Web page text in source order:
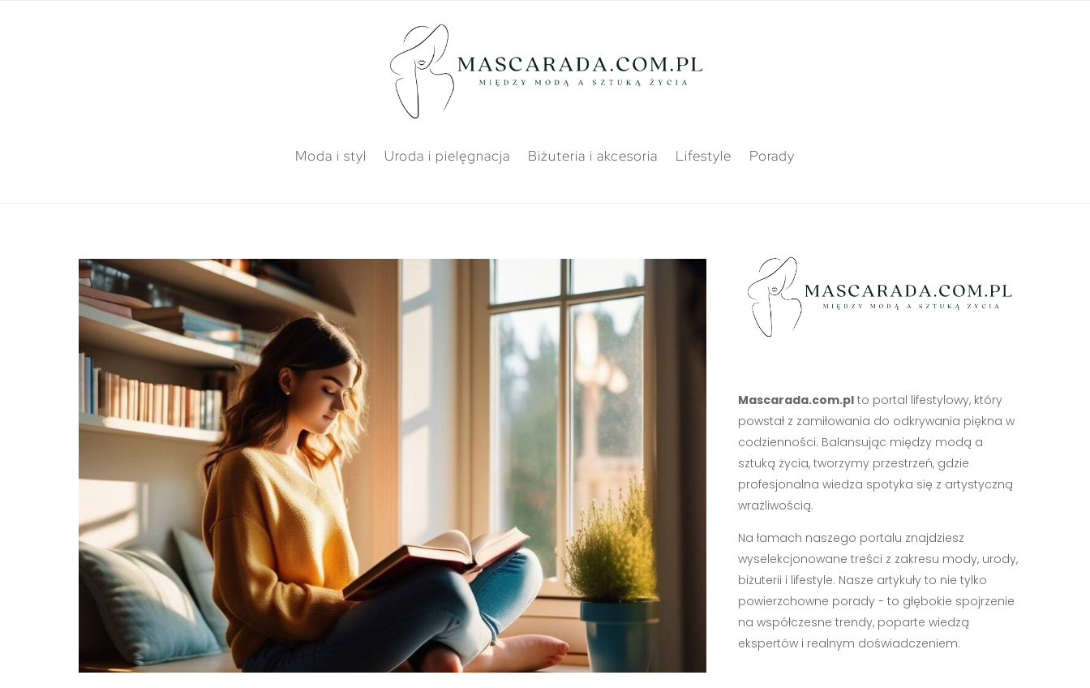
Moda i styl Uroda i pielęgnacja Biżuteria i akcesoria Lifestyle Porady
Mascarada.com.plto portal lifestylowy, który
powstał z zamiłowania do odkrywania piękna w
codzienności. Balansując między modą a
sztuką życia, tworzymy przestrzeń, gdzie
profesjonalna wiedza spotyka się z artystyczną
wrażliwością.
Na łamach naszego portalu znajdziesz
wyselekcjonowane treści z zakresu mody, urody,
biżuterii i lifestyle. Nasze artykuły to nie tylko
powierzchowne porady - to głębokie spojrzenie
na współczesne trendy, poparte wiedzą
ekspertów i realnym doświadczeniem.